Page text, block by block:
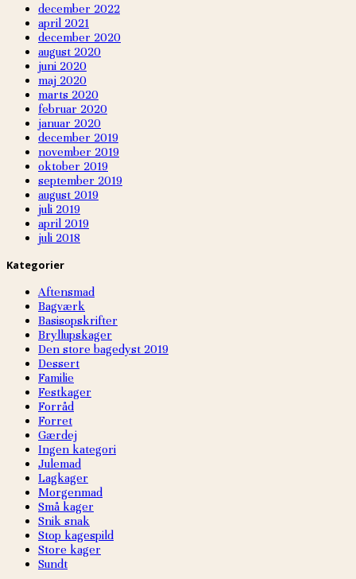
december 2022
april 2021
december 2020
august 2020
juni 2020
maj 2020
marts 2020
februar 2020
januar 2020
december 2019
november 2019
oktober 2019
september 2019
august 2019
juli 2019
april 2019
juli 2018
Kategorier
Aftensmad
Bagværk
Basisopskrifter
Bryllupskager
Den store bagedyst 2019
Dessert
Familie
Festkager
Forråd
Forret
Gærdej
Ingen kategori
Julemad
Lagkager
Morgenmad
Små kager
Snik snak
Stop kagespild
Store kager
Sundt